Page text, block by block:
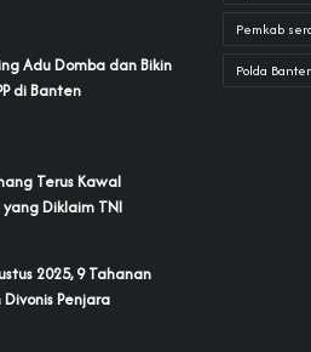
Adu Domba dan Bikin
di Banten
Terus Kawal
Diklaim TNI‎‎
2025, 9 Tahanan
Penjara
Pemkab
Polda